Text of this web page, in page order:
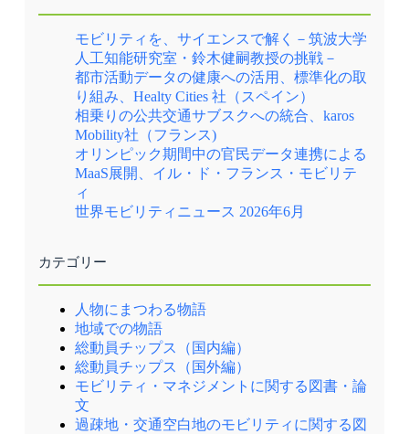
モビリティを、サイエンスで解く－筑波大学
人工知能研究室・鈴木健嗣教授の挑戦－
都市活動データの健康への活用、標準化の取
り組み、Healty Cities 社（スペイン）
相乗りの公共交通サブスクへの統合、karos
Mobility社（フランス)
オリンピック期間中の官民データ連携による
MaaS展開、イル・ド・フランス・モビリテ
ィ
世界モビリティニュース 2026年6月
カテゴリー
人物にまつわる物語
地域での物語
総動員チップス（国内編）
総動員チップス（国外編）
モビリティ・マネジメントに関する図書・論
文
過疎地・交通空白地のモビリティに関する図